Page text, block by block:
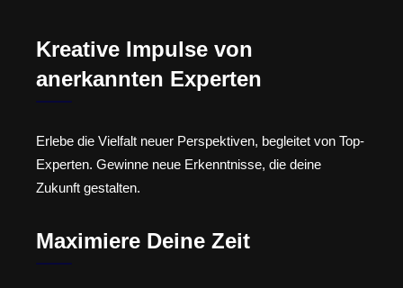
Kreative Impulse von
anerkannten Experten
Erlebe die Vielfalt neuer Perspektiven, begleitet von Top-
Experten. Gewinne neue Erkenntnisse, die deine
Zukunft gestalten.
Maximiere Deine Zeit